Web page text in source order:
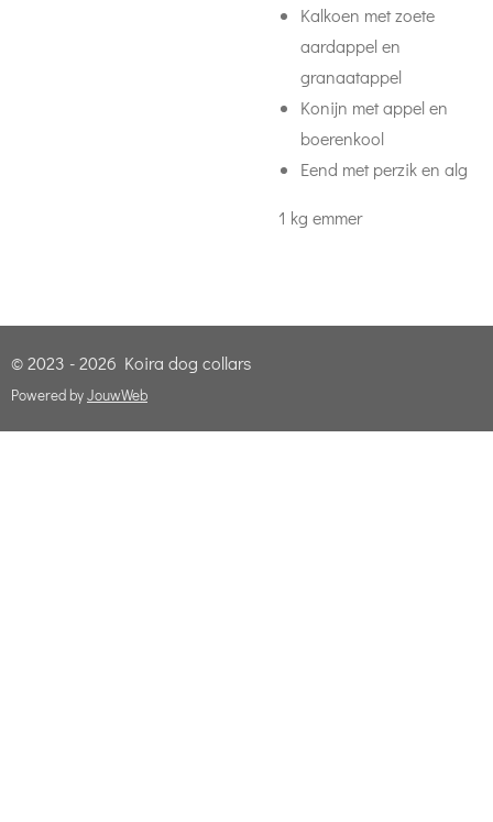
Kalkoen met zoete
aardappel en
granaatappel
Konijn met appel en
boerenkool
Eend met perzik en alg
1 kg emmer
© 2023 - 2026 Koira dog collars
Powered byJouwWeb